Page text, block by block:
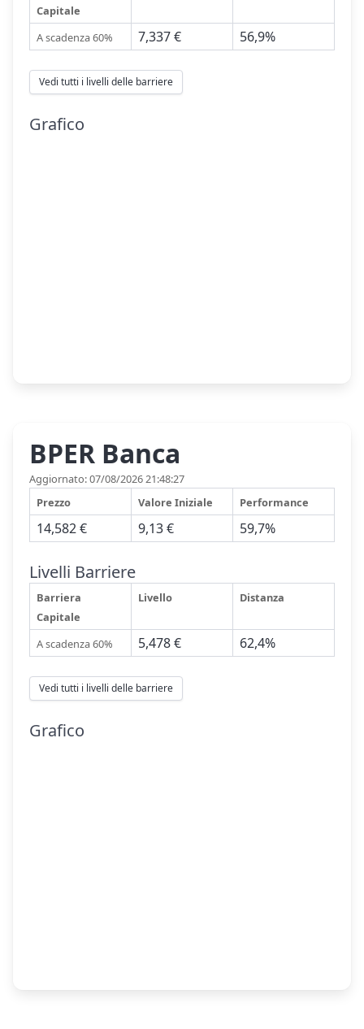
Capitale
A scadenza 60% 7,337 € 56,9%
Vedi tutti i livelli delle barriere
Grafico
BPER Banca
Aggiornato: 07/08/2026 21:48:27
Prezzo
Valore Iniziale Performance
14,582 € 9,13 € 59,7%
Livelli Barriere
Barriera
Capitale
Livello Distanza
A scadenza 60% 5,478 € 62,4%
Vedi tutti i livelli delle barriere
Grafico